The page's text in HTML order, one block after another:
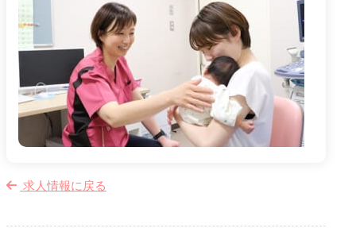
メニューを閉じる
求人情報に戻る